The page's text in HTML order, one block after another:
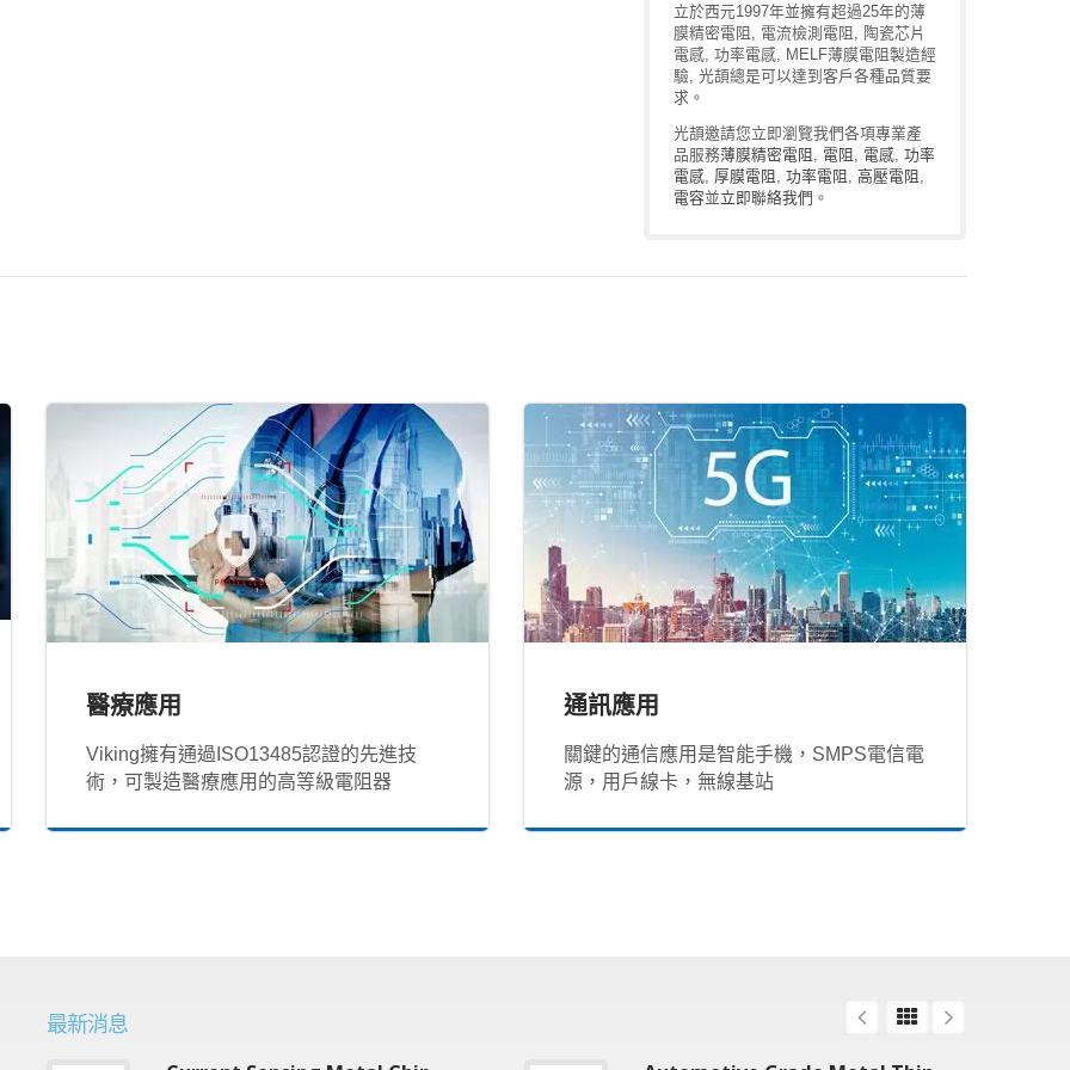
立於西元1997年並擁有超過25年的薄
膜精密電阻, 電流檢測電阻, 陶瓷芯片
電感, 功率電感, MELF薄膜電阻製造經
驗, 光頡總是可以達到客戶各種品質要
求。
光頡邀請您立即瀏覽我們各項專業產
品服務薄膜精密電阻 , 電阻 , 電感, 功率
電感, 厚膜電阻 , 功率電阻 , 高壓電阻 ,
電容並立即聯絡我們 。
醫療應用
Viking擁有通過ISO13485認證的先進技
術，可製造醫療應用的高等級電阻器
通訊應用
關鍵的通信應用是智能手機，SMPS電信電
源，用戶線卡，無線基站
最新消息